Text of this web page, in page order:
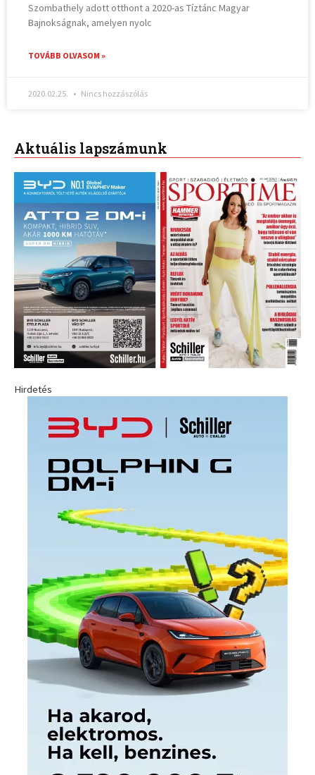
Szombathely adott otthont a 2020-as Tíztánc Magyar
Bajnokságnak, amelyen nyolc
TOVÁBB OLVASOM »
2020.02.25. Nincs hozzászólás
Aktuális lapszámunk
Hirdetés